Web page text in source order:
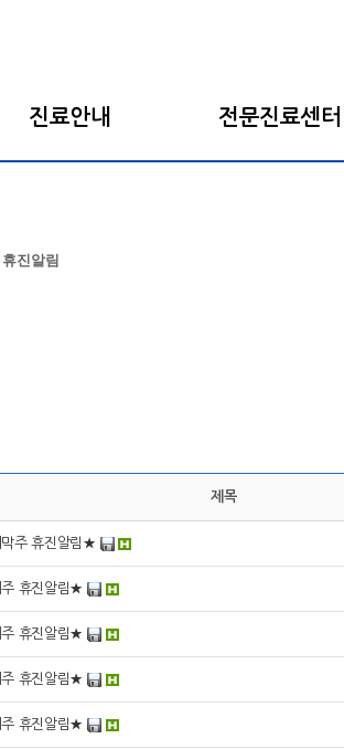
진료안내 전문진료센터
휴진알림
제목
주 휴진알림★
휴진알림★
휴진알림★
휴진알림★
휴진알림★